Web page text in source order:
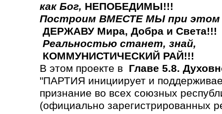
как Бог, НЕПОБЕДИМЫ!!!
Построим ВМЕСТЕ МЫ при этом
ДЕРЖАВУ Мира, Добра и Света!!!
Реальностью станет, знай,
КОММУНИСТИЧЕСКИЙ РАЙ!!!
В этом проекте в Главе 5.8.
"ПАРТИЯ инициирует и
признание во всех союзных
(официально зарегистрированных